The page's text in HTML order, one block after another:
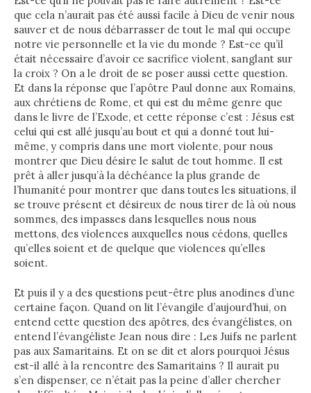
que cela n’aurait pas été aussi facile à Dieu de venir nous
sauver et de nous débarrasser de tout le mal qui occupe
notre vie personnelle et la vie du monde ? Est-ce qu’il
était nécessaire d’avoir ce sacrifice violent, sanglant sur
la croix ? On a le droit de se poser aussi cette question.
Et dans la réponse que l’apôtre Paul donne aux Romains,
aux chrétiens de Rome, et qui est du même genre que
dans le livre de l’Exode, et cette réponse c’est : Jésus est
celui qui est allé jusqu’au bout et qui a donné tout lui-
même, y compris dans une mort violente, pour nous
montrer que Dieu désire le salut de tout homme. Il est
prêt à aller jusqu’à la déchéance la plus grande de
l’humanité pour montrer que dans toutes les situations, il
se trouve présent et désireux de nous tirer de là où nous
sommes, des impasses dans lesquelles nous nous
mettons, des violences auxquelles nous cédons, quelles
qu’elles soient et de quelque que violences qu’elles
soient.
Et puis il y a des questions peut-être plus anodines d’une
certaine façon. Quand on lit l’évangile d’aujourd’hui, on
entend cette question des apôtres, des évangélistes, on
entend l’évangéliste Jean nous dire : Les Juifs ne parlent
pas aux Samaritains. Et on se dit et alors pourquoi Jésus
est-il allé à la rencontre des Samaritains ? Il aurait pu
s’en dispenser, ce n’était pas la peine d’aller chercher